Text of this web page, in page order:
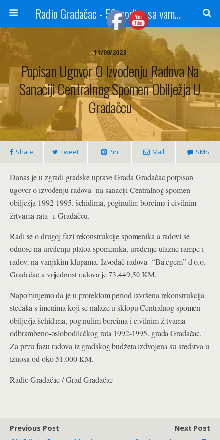
Radio Gradačac - 56 godina sa vama...
11/09/2023
Popisan Ugovor O Izvođenju Radova Na
Sanaciji Centralnog Spomen Obilježja U
Gradačcu
Share Tweet Pin Mail SMS
Danas je u zgradi gradske uprave Grada Gradačac potpisan
ugovor o izvođenju radova na sanaciji Centralnog spomen
obilježja 1992-1995. šehidima, poginulim borcima i civilnim
žrtvama rata u Gradačcu.
Radi se o drugoj fazi rekonstrukcije spomenika a radovi se
odnose na uređenju platoa spomenika, uređenje ulazne rampe i
radovi na vanjskim klupama. Izvođač radova “Balegem” d.o.o.
Gradačac a vrijednost radova je 73.449,50 KM.
Napominjemo da je u proteklom period izvršena rekonstrukcija
stećaka s imenima koji se nalaze u sklopu Centralnog spomen
obilježja šehidima, poginulim borcima i civilnim žrtvama
odbrambeno-oslobodilačkog rata 1992-1995. grada Gradačac.
Za prvu fazu radova iz gradskog budžeta izdvojena su sredstva u
iznosu od oko 51.000 KM.
Radio Gradačac / Grad Gradačac
Previous Post
Next Post